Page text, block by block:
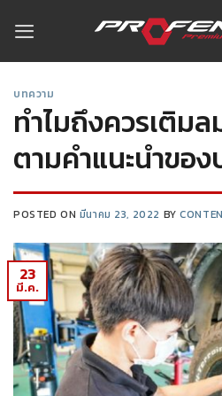
บทความ
ทำไมถึงควรเติม
ตามคำแนะนำของ
POSTED ON มีนาคม 23, 2022 BY
23
มี.ค.